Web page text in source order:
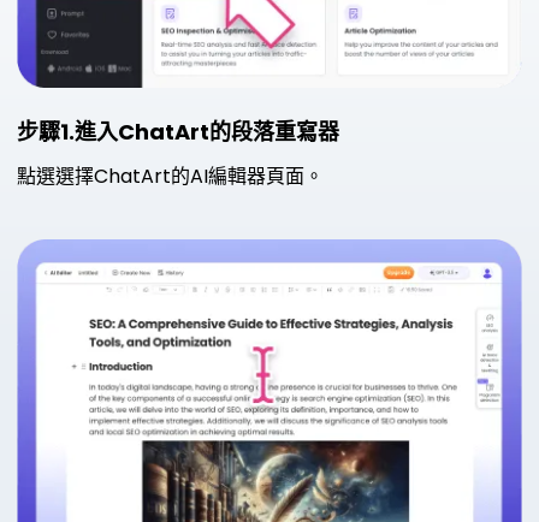
步驟1.進入ChatArt的段落重寫器
點選選擇ChatArt的AI編輯器頁面。